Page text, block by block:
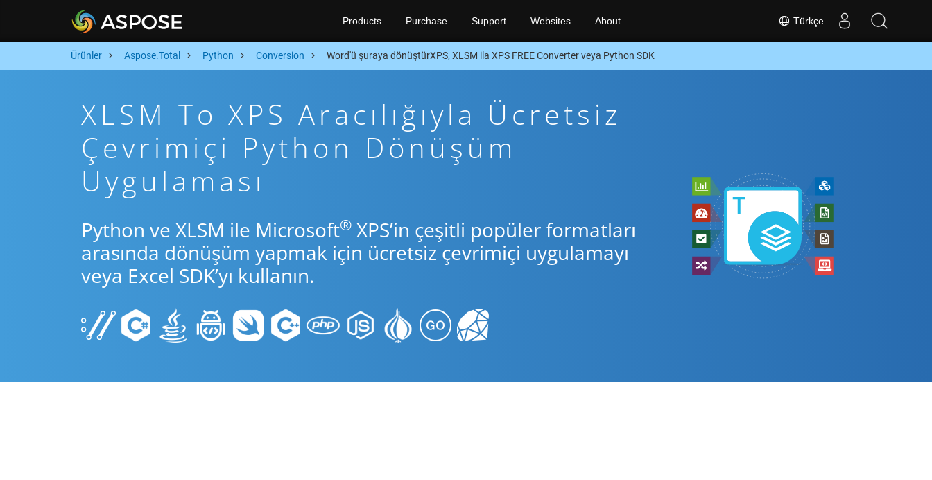
Türkçe
Products Purchase Support Websites About
Ürünler Aspose.Total Python Conversion Word'ü şuraya dönüştürXPS, XLSM ila XPS FREE Converter veya Python SDK
XLSM To XPS Aracılığıyla Ücretsiz
Çevrimiçi Python Dönüşüm
Uygulaması
Python ve XLSM ile Microsoft® XPS’in çeşitli popüler formatları
arasında dönüşüm yapmak için ücretsiz çevrimiçi uygulamayı
veya Excel SDK’yı kullanın.